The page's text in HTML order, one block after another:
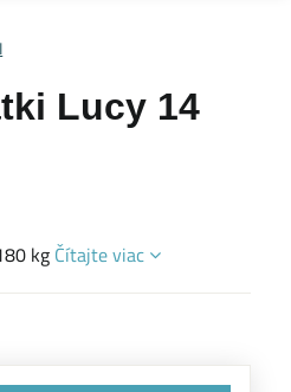
Lucy 14
kg Čítajte viac